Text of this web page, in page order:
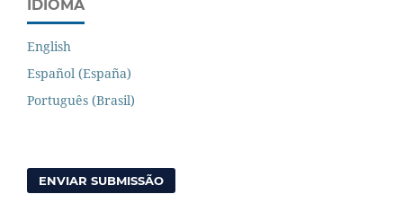
IDIOMA
English
Español (España)
Português (Brasil)
ENVIAR SUBMISSÃO